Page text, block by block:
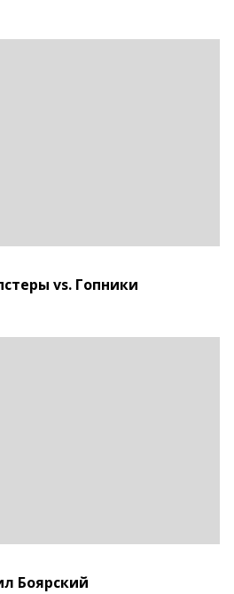
vs. Гопники
Боярский